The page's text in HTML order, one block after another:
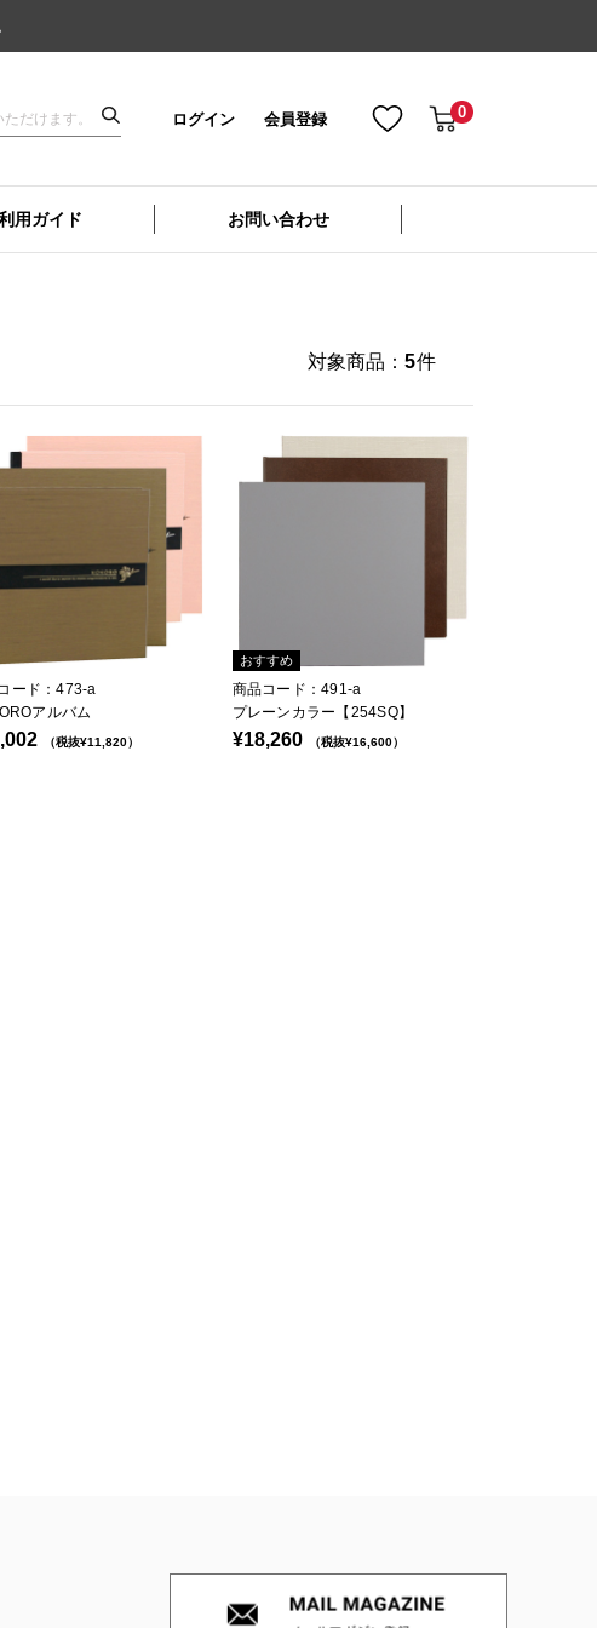
ログイン 会員登録 0
用ガイド お問い合わせ
対象商品： 5件
ード：473-a
アルバム
（税抜¥11,820）
おすすめ
商品コード：491-a
プレーンカラー【254SQ】
¥18,260 （税抜¥16,600）